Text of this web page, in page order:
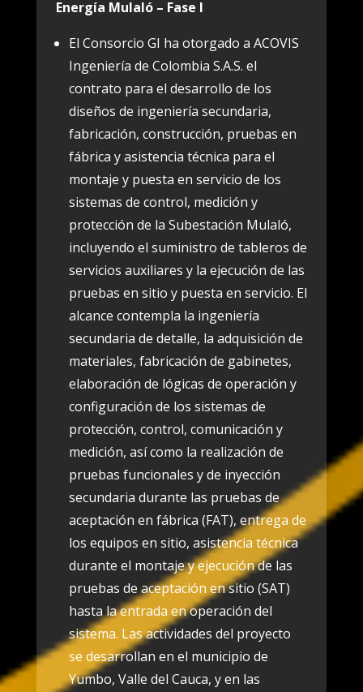
Energía Mulaló – Fase I
El Consorcio GI ha otorgado a ACOVIS
Ingeniería de Colombia S.A.S. el
contrato para el desarrollo de los
diseños de ingeniería secundaria,
fabricación, construcción, pruebas en
fábrica y asistencia técnica para el
montaje y puesta en servicio de los
sistemas de control, medición y
protección de la Subestación Mulaló,
incluyendo el suministro de tableros de
servicios auxiliares y la ejecución de las
pruebas en sitio y puesta en servicio. El
alcance contempla la ingeniería
secundaria de detalle, la adquisición de
materiales, fabricación de gabinetes,
elaboración de lógicas de operación y
configuración de los sistemas de
protección, control, comunicación y
medición, así como la realización de
pruebas funcionales y de inyección
secundaria durante las pruebas de
aceptación en fábrica (FAT), entrega de
los equipos en sitio, asistencia técnica
durante el montaje y ejecución de las
pruebas de aceptación en sitio (SAT)
hasta la entrada en operación del
sistema. Las actividades del proyecto
se desarrollan en el municipio de
Yumbo, Valle del Cauca, y en las